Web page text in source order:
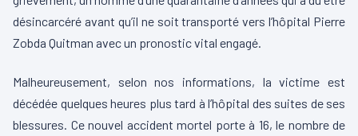
désincarcéré avant qu’il ne soit transporté vers l’hôpital Pierre
Zobda Quitman avec un pronostic vital engagé.
Malheureusement, selon nos informations, la victime est
décédée quelques heures plus tard à l’hôpital des suites de ses
blessures. Ce nouvel accident mortel porte à 16, le nombre de